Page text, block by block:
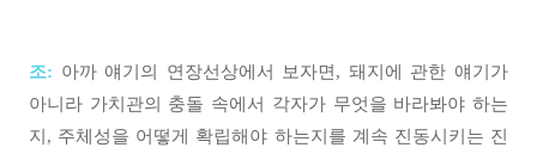
조: 아까 얘기의 연장선상에서 보자면, 돼지에 관한 얘기가
아니라 가치관의 충돌 속에서 각자가 무엇을 바라봐야 하는
지, 주체성을 어떻게 확립해야 하는지를 계속 진동시키는 진